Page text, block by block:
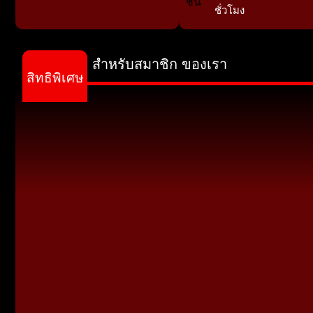
ชั่วโมง
สำหรับสมาชิก ของเรา
สิทธิพิเศษ